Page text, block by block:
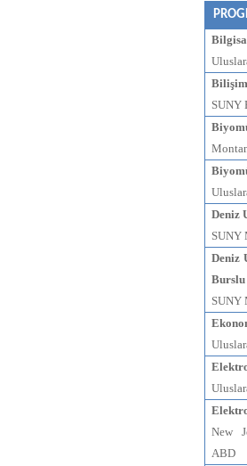
SUNY
Deniz
SUNY
Deniz
Burslu
SUNY
New
ABD